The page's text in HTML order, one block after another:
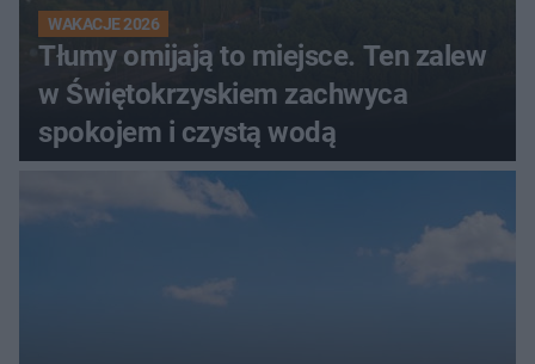
WAKACJE 2026
Tłumy omijają to miejsce. Ten zalew
w Świętokrzyskiem zachwyca
spokojem i czystą wodą